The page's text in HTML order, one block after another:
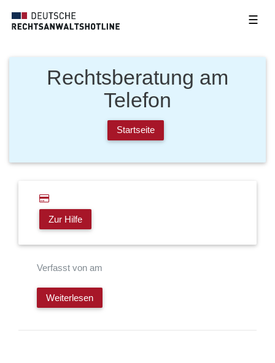
☰
Rechtsberatung am
Telefon
Startseite
Zur Hilfe
Verfasst von am
Weiterlesen